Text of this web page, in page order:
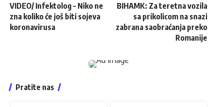
VIDEO/ Infektolog – Niko ne
zna koliko će još biti sojeva
koronavirusa
BIHAMK: Za teretna vozila
sa prikolicom na snazi
zabrana saobraćanja preko
Romanije
Pratite nas